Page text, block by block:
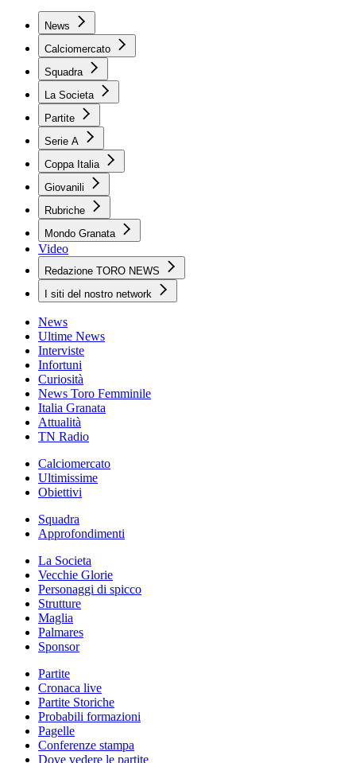
News
Calciomercato
Squadra
La Societa
Partite
Serie A
Coppa Italia
Giovanili
Rubriche
Mondo Granata
Video
Redazione TORO NEWS
I siti del nostro network
News
Ultime News
Interviste
Infortuni
Curiosità
News Toro Femminile
Italia Granata
Attualità
TN Radio
Calciomercato
Ultimissime
Obiettivi
Squadra
Approfondimenti
La Societa
Vecchie Glorie
Personaggi di spicco
Strutture
Maglia
Palmares
Sponsor
Partite
Cronaca live
Partite Storiche
Probabili formazioni
Pagelle
Conferenze stampa
Dove vedere le partite